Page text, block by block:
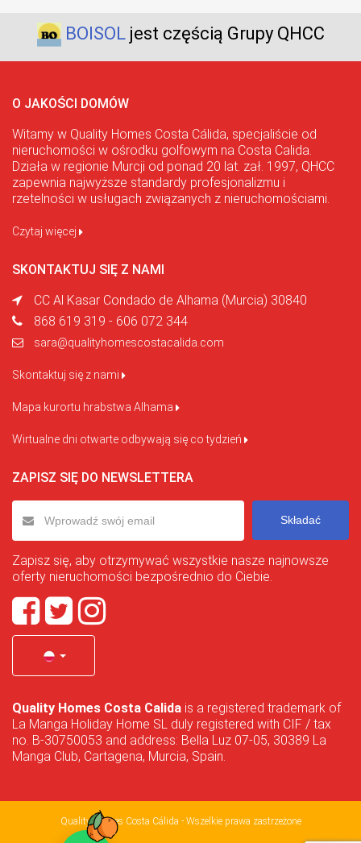
BOISOLjest częścią Grupy QHCC
O JAKOŚCI DOMÓW
Witamy w Quality Homes Costa Cálida, specjaliście od
nieruchomości w ośrodku golfowym na Costa Calida.
Działa w regionie Murcji od ponad 20 lat. zał. 1997, QHCC
zapewnia najwyższe standardy profesjonalizmu i
rzetelności w usługach związanych z nieruchomościami.
Czytaj więcej
SKONTAKTUJ SIĘ Z NAMI
CC Al Kasar Condado de Alhama (Murcia) 30840
868 619 319 - 606 072 344
sara@qualityhomescostacalida.com
Skontaktuj się z nami
Mapa kurortu hrabstwa Alhama
Wirtualne dni otwarte odbywają się co tydzień
ZAPISZ SIĘ DO NEWSLETTERA
Składać
Zapisz się, aby otrzymywać wszystkie nasze najnowsze
oferty nieruchomości bezpośrednio do Ciebie.
Quality Homes Costa Calida is a registered trademark of
La Manga Holiday Home SL duly registered with CIF / tax
no. B-30750053 and address: Bella Luz 07-05, 30389 La
Manga Club, Cartagena, Murcia, Spain.
Quality Homes Costa Cálida - Wszelkie prawa zastrzeżone